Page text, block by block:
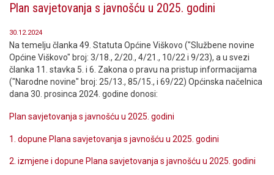
Plan savjetovanja s javnošću u 2025. godini
30.12.2024
Na temelju članka 49. Statuta Općine Viškovo ("Službene novine
Općine Viškovo" broj: 3/18., 2/20., 4/21., 10/22 i 9/23), a u svezi
članka 11. stavka 5. i 6. Zakona o pravu na pristup informacijama
("Narodne novine" broj: 25/13., 85/15., i 69/22) Općinska načelnica
dana 30. prosinca 2024. godine donosi:
Plan savjetovanja s javnošću u 2025. godini
1. dopune Plana savjetovanja s javnošću u 2025. godini
2. izmjene i dopune Plana savjetovanja s javnošću u 2025. godini